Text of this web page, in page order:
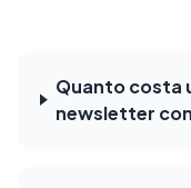
Quanto costa
newsletter